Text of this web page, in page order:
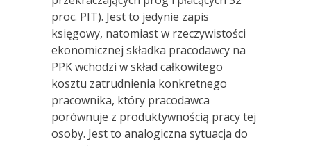
proc. PIT). Jest to jedynie zapis
księgowy, natomiast w rzeczywistości
ekonomicznej składka pracodawcy na
PPK wchodzi w skład całkowitego
kosztu zatrudnienia konkretnego
pracownika, który pracodawca
porównuje z produktywnością pracy tej
osoby. Jest to analogiczna sytuacja do